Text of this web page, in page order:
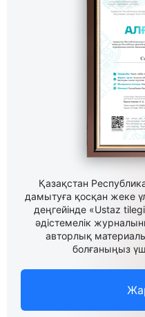
Қазақстан
дамытуға қосқан жеке
деңгейінде «Ustaz
әдістемелік
авторлық
болғаныңыз